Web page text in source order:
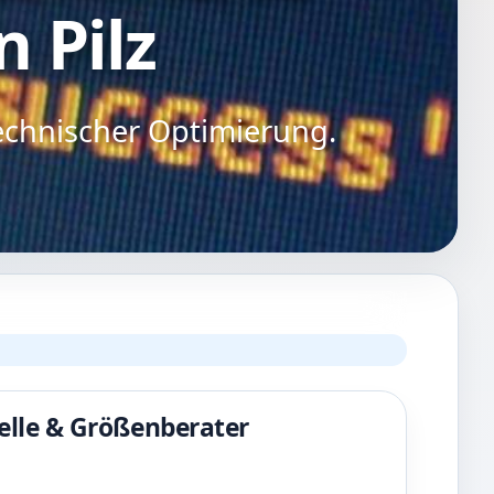
Pilz
Optimierung.
& Größenberater